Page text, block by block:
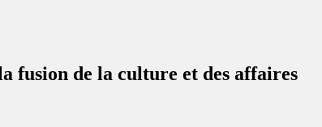
fusion de la culture et des affaires